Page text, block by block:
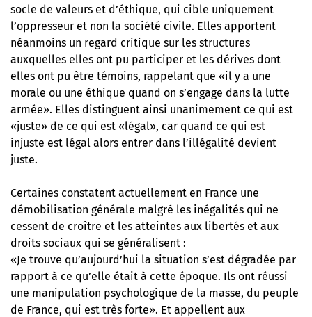
socle de valeurs et d’éthique, qui cible uniquement
l’oppresseur et non la société civile. Elles apportent
néanmoins un regard critique sur les structures
auxquelles elles ont pu participer et les dérives dont
elles ont pu être témoins, rappelant que «il y a une
morale ou une éthique quand on s’engage dans la lutte
armée». Elles distinguent ainsi unanimement ce qui est
«juste» de ce qui est «légal», car quand ce qui est
injuste est légal alors entrer dans l’illégalité devient
juste.
Certaines constatent actuellement en France une
démobilisation générale malgré les inégalités qui ne
cessent de croître et les atteintes aux libertés et aux
droits sociaux qui se généralisent :
«Je trouve qu’aujourd’hui la situation s’est dégradée par
rapport à ce qu’elle était à cette époque. Ils ont réussi
une manipulation psychologique de la masse, du peuple
de France, qui est très forte». Et appellent aux